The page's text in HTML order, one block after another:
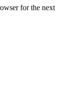
for the next